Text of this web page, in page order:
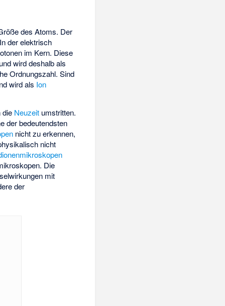
des Atoms. Der
der elektrisch
im Kern. Diese
wird deshalb als
Ordnungszahl. Sind
wird als Ion
die Neuzeit umstritten.
der bedeutendsten
nicht zu erkennen,
nicht
. Die
mit
der